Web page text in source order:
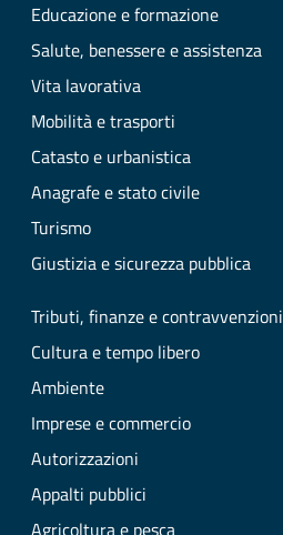
Educazione e formazione
Salute, benessere e assistenza
Vita lavorativa
Mobilità e trasporti
Catasto e urbanistica
Anagrafe e stato civile
Turismo
Giustizia e sicurezza pubblica
Tributi, finanze e contravvenzioni
Cultura e tempo libero
Ambiente
Imprese e commercio
Autorizzazioni
Appalti pubblici